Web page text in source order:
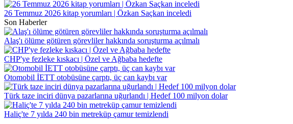
26 Temmuz 2026 kitap yorumları | Özkan Saçkan inceledi
Son Haberler
Alaş'ı ölüme götüren görevliler hakkında soruşturma açılmalı
CHP'ye fezleke kıskacı | Özel ve Ağbaba hedefte
Otomobil İETT otobüsüne çarptı, üç can kaybı var
Türk taze inciri dünya pazarlarına uğurlandı | Hedef 100 milyon dolar
Haliç'te 7 yılda 240 bin metreküp çamur temizlendi